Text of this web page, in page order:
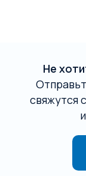
Не
свяжутся